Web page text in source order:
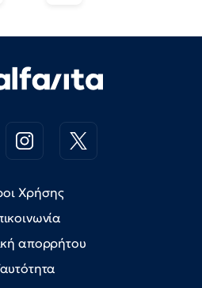
Χρήσης
απορρήτου